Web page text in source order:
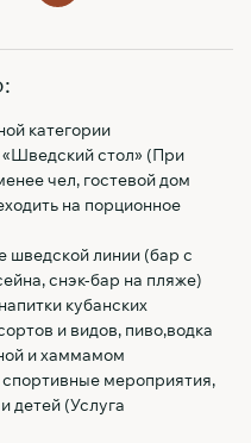
категории
стол» (При
чел, гостевой дом
на порционное
шведской линии (бар с
снэк-бар на пляже)
кубанских
и видов, пиво,водка
и хаммамом
мероприятия,
детей (Услуга